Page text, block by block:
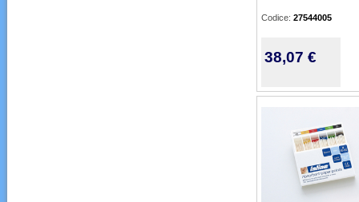
Codice: 27544005
38,07 €